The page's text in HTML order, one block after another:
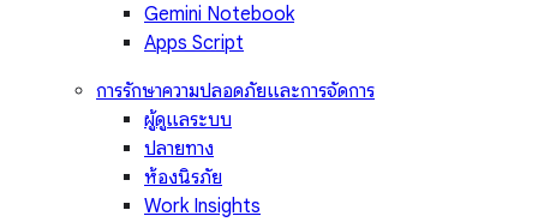
Gemini Notebook
Apps Script
การรักษาความปลอดภัยและการจัดการ
ผู้ดูแลระบบ
ปลายทาง
ห้องนิรภัย
Work Insights